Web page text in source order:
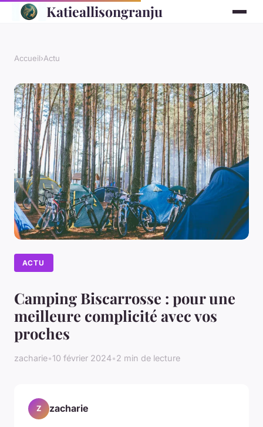
Katieallisongranju
Accueil›Actu
ACTU
Camping Biscarrosse : pour une
meilleure complicité avec vos
proches
zacharie•10 février 2024•2 min de lecture
Z zacharie